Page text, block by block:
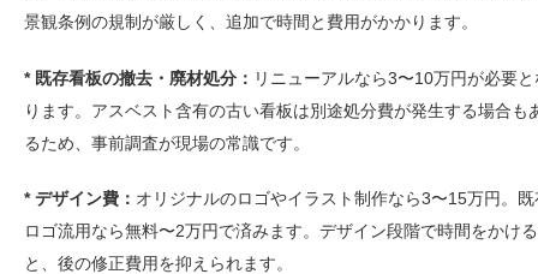
景観条例の規制が厳しく、追加で時間と費用がかかります。
* 既存看板の撤去・廃材処分： リニューアルなら3〜10万円が必要と
ります。アスベスト含有の古い看板は別途処分費が発生する場合も
るため、事前調査が現場の常識です。
* デザイン費： オリジナルのロゴやイラスト制作なら3〜15万円。既
ロゴ流用なら無料〜2万円で済みます。デザイン段階で時間をかける
と、後の修正費用を抑えられます。